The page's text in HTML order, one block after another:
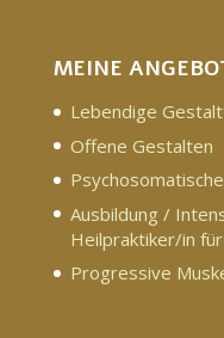
MEINE
Lebendige
Offene Gestalten
Ausbildung /
Heilpraktiker/in
Progressive